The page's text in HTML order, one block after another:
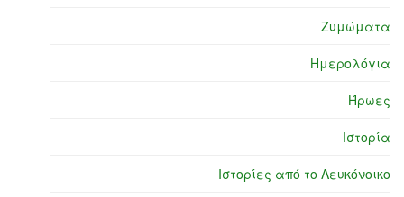
Ζυμώματα
Ημερολόγια
Ήρωες
Ιστορία
Ιστορίες από το Λευκόνοικο